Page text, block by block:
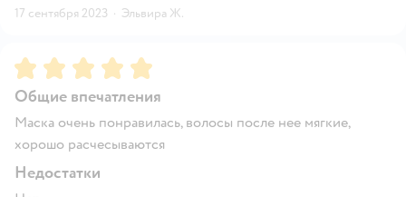
17 сентября 2023 · Эльвира Ж.
Рейтинг:5
Общие впечатления
Маска очень понравилась, волосы после нее мягкие,
хорошо расчесываются
Недостатки